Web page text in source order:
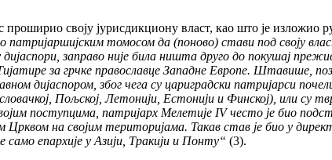
своју јурисдикциону власт, као што је изложио
патријаршијским томосом да (поново) стави под своју
заправо није била ништа друго до покушај
за грчке православце Западне Европе. Штавише,
дијаспором, због чега су цариградски патријарси
Пољској, Летонији, Естонији и Финској), или су
поступцима, патријарх Мелетије IV често је био
на својим територијама. Такав став је био у
само епархије у Азији, Тракији и Понту“ (3).